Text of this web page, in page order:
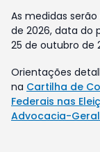
As medidas
de 2026, data do
25 de outubro de
Orientações
na Cartilha de
Federais nas
Advocacia-